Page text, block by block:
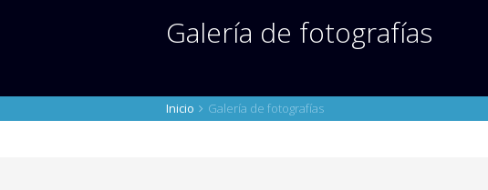
Galería de fotografías
Inicio Galería de fotografías